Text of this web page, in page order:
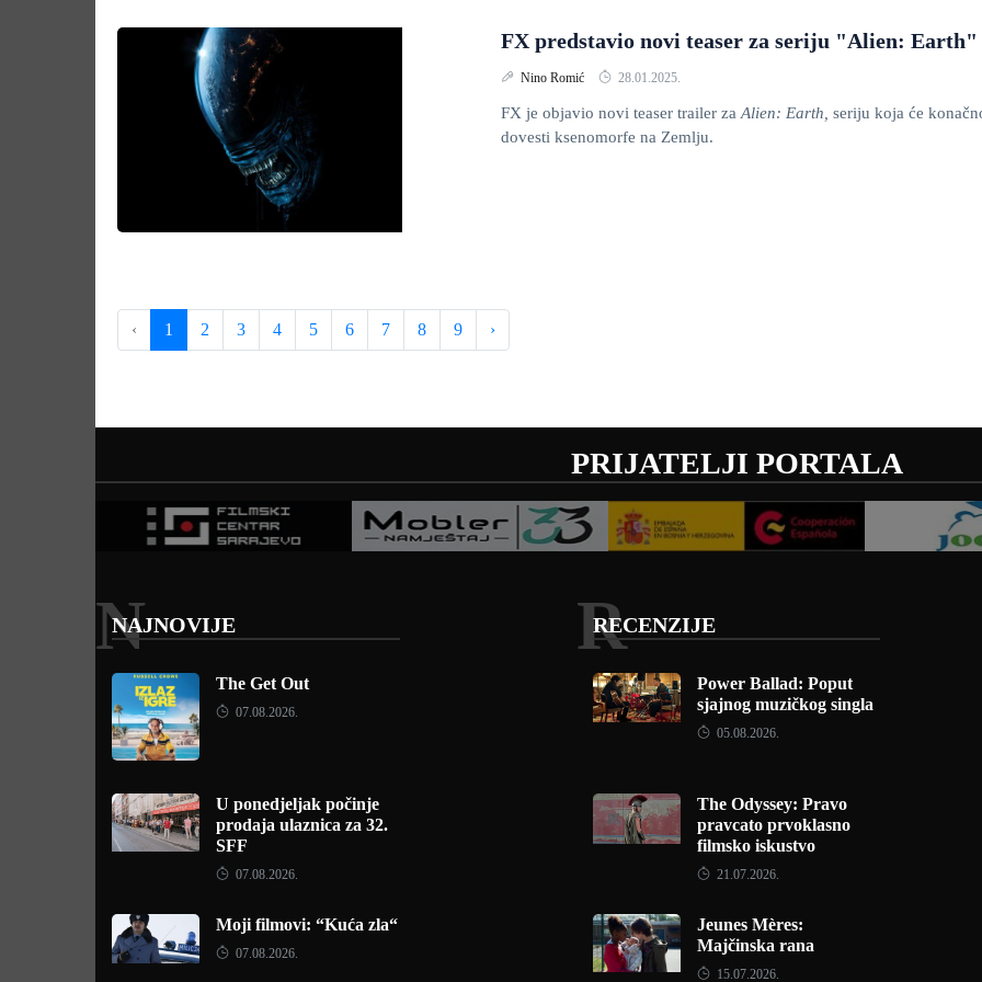
FX predstavio novi teaser za seriju "Alien: Earth"
Nino Romić 28.01.2025.
FX je objavio novi teaser trailer za Alien: Earth, seriju koja će
dovesti ksenomorfe na Zemlju.
‹ 1 2 3 4 5 6 7 8 9 ›
PRIJATELJI PORTALA
NAJNOVIJE
N
The Get Out
07.08.2026.
U ponedjeljak počinje
prodaja ulaznica za 32.
SFF
07.08.2026.
Moji filmovi: “Kuća zla“
07.08.2026.
RECENZIJE
R
Power Ballad: Poput
sjajnog muzičkog singla
05.08.2026.
The Odyssey: Pravo
pravcato prvoklasno
filmsko iskustvo
21.07.2026.
Jeunes Mères:
Majčinska rana
15.07.2026.